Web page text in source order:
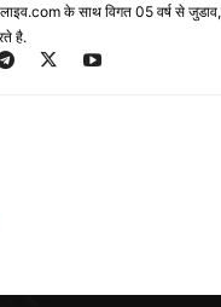
के साथ विगत 05 वर्ष से
है.